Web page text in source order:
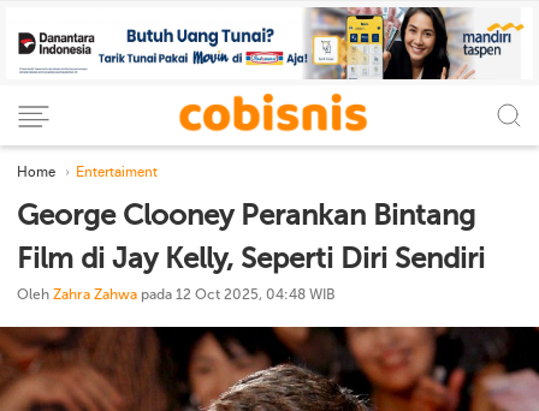
Home Entertaiment
George Clooney Perankan Bintang
Film di Jay Kelly, Seperti Diri Sendiri
Oleh Zahra Zahwa pada 12 Oct 2025, 04:48 WIB